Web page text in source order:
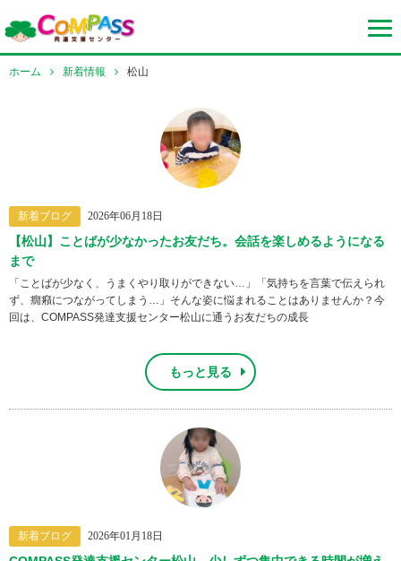
ホーム 新着情報 松山
新着ブログ 2026年06月18日
【松山】ことばが少なかったお友だち。会話を楽しめるようになる
まで
「ことばが少なく、うまくやり取りができない…」「気持ちを言葉で伝えられ
ず、癇癪につながってしまう…」そんな姿に悩まれることはありませんか？今
回は、COMPASS発達支援センター松山に通うお友だちの成長
もっと見る
新着ブログ 2026年01月18日